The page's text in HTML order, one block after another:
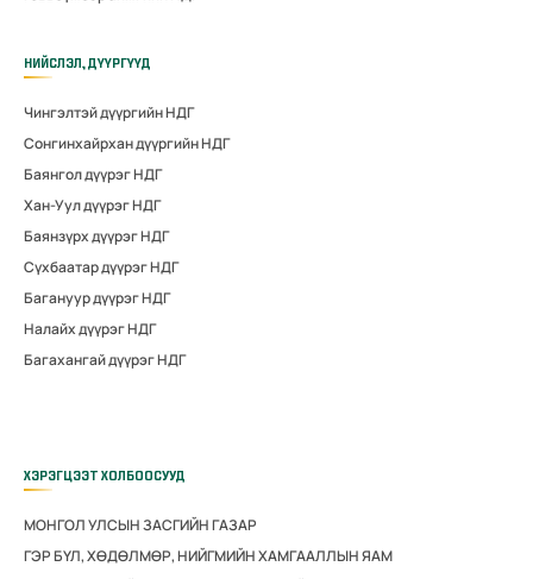
НИЙСЛЭЛ, ДҮҮРГҮҮД
Чингэлтэй дүүргийн НДГ
Сонгинхайрхан дүүргийн НДГ
Баянгол дүүрэг НДГ
Хан-Уул дүүрэг НДГ
Баянзүрх дүүрэг НДГ
Сүхбаатар дүүрэг НДГ
Багануур дүүрэг НДГ
Налайх дүүрэг НДГ
Багахангай дүүрэг НДГ
ХЭРЭГЦЭЭТ ХОЛБООСУУД
МОНГОЛ УЛСЫН ЗАСГИЙН ГАЗАР
ГЭР БҮЛ, ХӨДӨЛМӨР, НИЙГМИЙН ХАМГААЛЛЫН ЯАМ